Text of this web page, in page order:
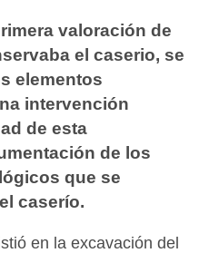
valoración de
el caserio, se
elementos
intervención
de esta
de los
que se
caserío.
en la excavación del